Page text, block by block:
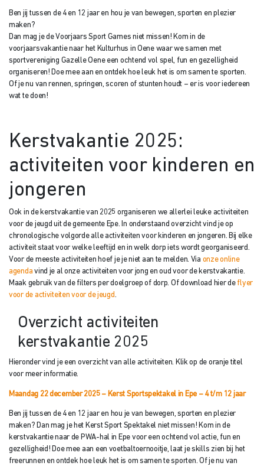
Ben jij tussen de 4 en 12 jaar en hou je van bewegen, sporten en plezier
maken?
Dan mag je de Voorjaars Sport Games niet missen! Kom in de
voorjaarsvakantie naar het Kulturhus in Oene waar we samen met
sportvereniging Gazelle Oene een ochtend vol spel, fun en gezelligheid
organiseren! Doe mee aan en ontdek hoe leuk het is om samen te sporten.
Of je nu van rennen, springen, scoren of stunten houdt – er is voor iedereen
wat te doen!
Kerstvakantie 2025:
activiteiten voor kinderen en
jongeren
Ook in de kerstvakantie van 2025 organiseren we allerlei leuke activiteiten
voor de jeugd uit de gemeente Epe. In onderstaand overzicht vind je op
chronologische volgorde alle activiteiten voor kinderen en jongeren. Bij elke
activiteit staat voor welke leeftijd en in welk dorp iets wordt georganiseerd.
Voor de meeste activiteiten hoef je je niet aan te melden. Via onze online
agenda vind je al onze activiteiten voor jong en oud voor de kerstvakantie.
Maak gebruik van de filters per doelgroep of dorp. Of download hier de flyer
voor de activiteiten voor de jeugd.
Overzicht activiteiten
kerstvakantie 2025
Hieronder vind je een overzicht van alle activiteiten. Klik op de oranje titel
voor meer informatie.
Maandag 22 december 2025 – Kerst Sportspektakel in Epe – 4 t/m 12 jaar
Ben jij tussen de 4 en 12 jaar en hou je van bewegen, sporten en plezier
maken? Dan mag je het Kerst Sport Spektakel niet missen! Kom in de
kerstvakantie naar de PWA-hal in Epe voor een ochtend vol actie, fun en
gezelligheid! Doe mee aan een voetbaltoernooitje, laat je skills zien bij het
freerunnen en ontdek hoe leuk het is om samen te sporten. Of je nu van